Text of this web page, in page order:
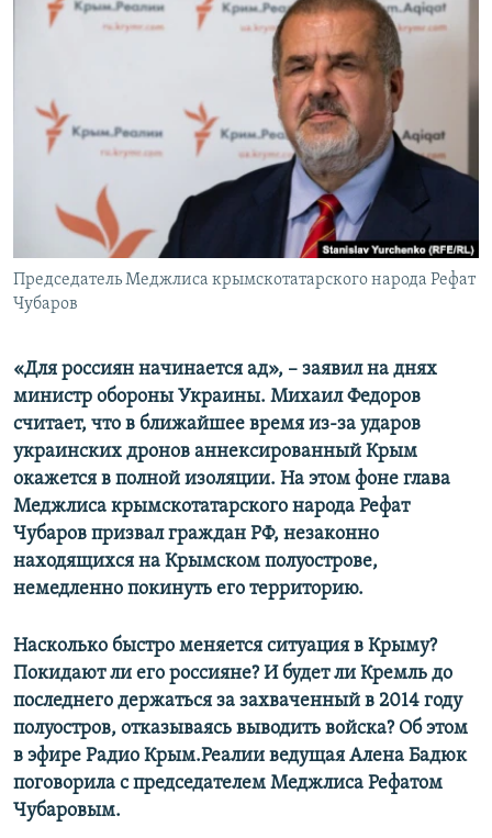
СОВЕТЫ ПРАВОЗАЩИТНИКОВ
КРЫМ.НЕПОКОРЕННЫЙ
УКРАИНСКАЯ ПРОБЛЕМА КРЫМА
Qırımtatar
Все сайты RFE/RL
Председатель Меджлиса крымскотатарского народа Рефат
Чубаров
«Для россиян начинается ад», – заявил на днях
министр обороны Украины. Михаил Федоров
считает, что в ближайшее время из-за ударов
украинских дронов аннексированный Крым
окажется в полной изоляции. На этом фоне глава
Меджлиса крымскотатарского народа Рефат
Чубаров призвал граждан РФ, незаконно
находящихся на Крымском полуострове,
немедленно покинуть его территорию.
Насколько быстро меняется ситуация в Крыму?
Покидают ли его россияне? И будет ли Кремль до
последнего держаться за захваченный в 2014 году
полуостров, отказываясь выводить войска? Об этом
в эфире Радио Крым.Реалии ведущая Алена Бадюк
поговорила с председателем Меджлиса Рефатом
Чубаровым.